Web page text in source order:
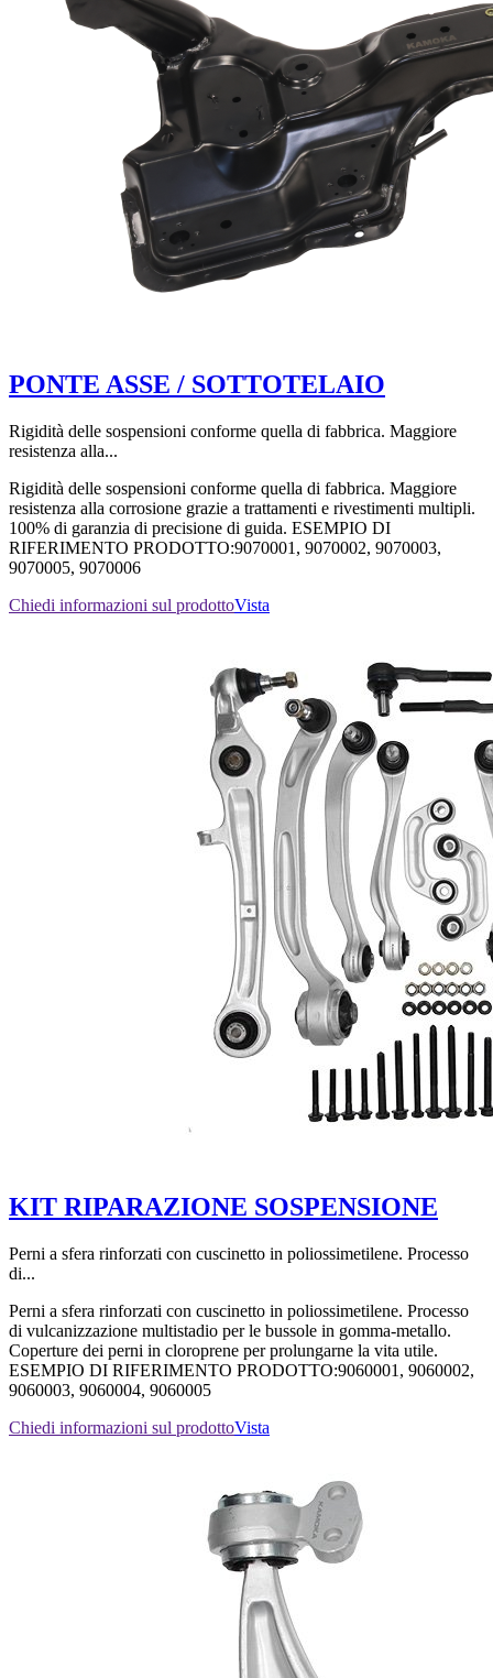
PONTE ASSE / SOTTOTELAIO
Rigidità delle sospensioni conforme quella di fabbrica. Maggiore
resistenza alla...
Rigidità delle sospensioni conforme quella di fabbrica. Maggiore
resistenza alla corrosione grazie a trattamenti e rivestimenti multipli.
100% di garanzia di precisione di guida. ESEMPIO DI
RIFERIMENTO PRODOTTO:9070001, 9070002, 9070003,
9070005, 9070006
Chiedi informazioni sul prodottoVista
KIT RIPARAZIONE SOSPENSIONE
Perni a sfera rinforzati con cuscinetto in poliossimetilene. Processo
di...
Perni a sfera rinforzati con cuscinetto in poliossimetilene. Processo
di vulcanizzazione multistadio per le bussole in gomma-metallo.
Coperture dei perni in cloroprene per prolungarne la vita utile.
ESEMPIO DI RIFERIMENTO PRODOTTO:9060001, 9060002,
9060003, 9060004, 9060005
Chiedi informazioni sul prodottoVista